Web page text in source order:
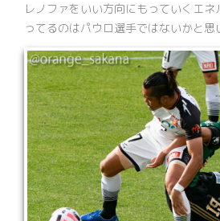
レノファをいい方向にもっていくエ
ってるのはパウロ選手ではないかと思